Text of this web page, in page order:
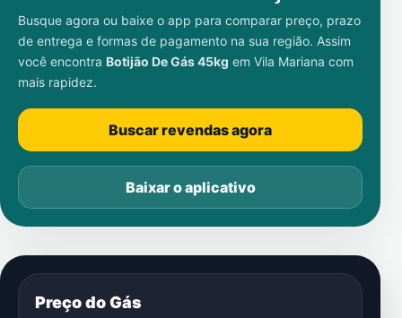
Busque agora ou baixe o app para comparar preço, prazo
de entrega e formas de pagamento na sua região. Assim
você encontra Botijão De Gás 45kg em Vila Mariana com
mais rapidez.
Buscar revendas agora
Baixar o aplicativo
Preço do Gás